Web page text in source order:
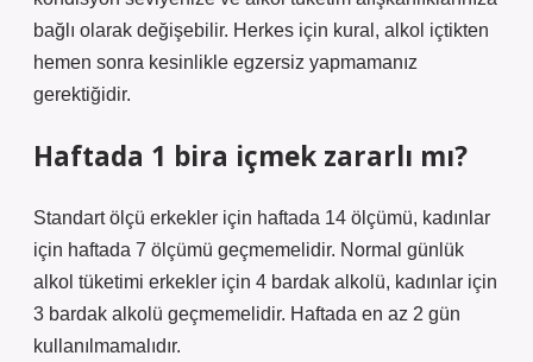
bağlı olarak değişebilir. Herkes için kural, alkol içtikten
hemen sonra kesinlikle egzersiz yapmamanız
gerektiğidir.
Haftada 1 bira içmek zararlı mı?
Standart ölçü erkekler için haftada 14 ölçümü, kadınlar
için haftada 7 ölçümü geçmemelidir. Normal günlük
alkol tüketimi erkekler için 4 bardak alkolü, kadınlar için
3 bardak alkolü geçmemelidir. Haftada en az 2 gün
kullanılmamalıdır.